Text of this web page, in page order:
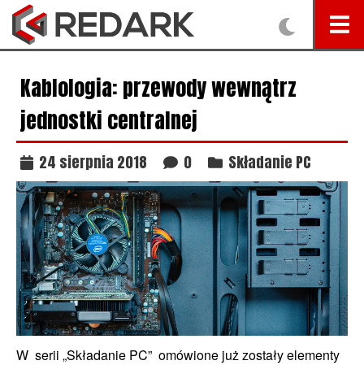
Kablologia: przewody wewnątrz
jednostki centralnej
24 sierpnia 2018 0 Składanie PC
W serii „Składanie PC” omówione już zostały elementy